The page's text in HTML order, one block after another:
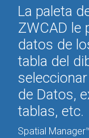
La paleta
ZWCAD le
datos de
tabla del
de Datos,
tablas, etc.
Spatial